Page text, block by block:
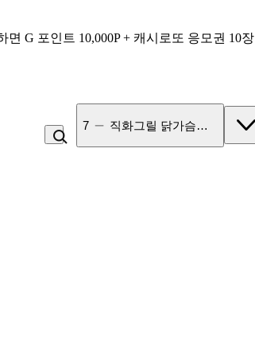
면 G 포인트 10,000P + 캐시로또 응모권 10장
8 두유